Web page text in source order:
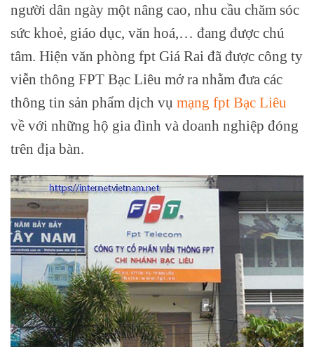
người dân ngày một nâng cao, nhu cầu chăm sóc
sức khoẻ, giáo dục, văn hoá,… đang được chú
tâm. Hiện văn phòng fpt Giá Rai đã được công ty
viễn thông FPT Bạc Liêu mở ra nhằm đưa các
thông tin sản phẩm dịch vụ mạng fpt Bạc Liêu
về với những hộ gia đình và doanh nghiệp đóng
trên địa bàn.